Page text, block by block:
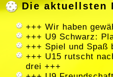
Die aktuellsten
+++ Wir haben
+++ U9 Schwarz:
+++ Spiel und Spaß
+++ U15 rutscht
drei +++